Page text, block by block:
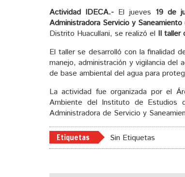
Actividad IDECA.- El jueves 19 de
Administradora Servicio y
Distrito Huacullani, se realizó el II taller
El taller se desarrolló con la finalidad
manejo, administración y vigilancia del
de base ambiental del agua para
La actividad fue organizada por el
Ambiente del Instituto de Estudios
Administradora de Servicio y
Etiquetas Sin Etiquetas